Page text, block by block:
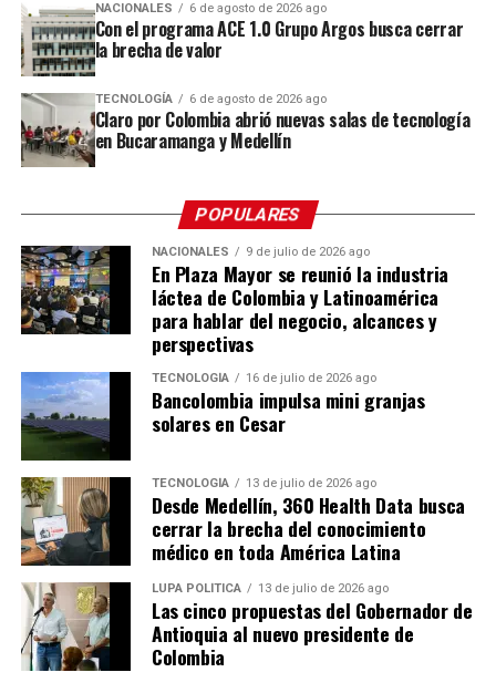
Comparte el artículo:
Me gusta esto:
Cargando...
NACIONALES 6 de agosto de 2026 ago
Con el programa ACE 1.0 Grupo Argos busca cerrar
la brecha de valor
TECNOLOGÍA 6 de agosto de 2026 ago
Claro por Colombia abrió nuevas salas de tecnología
en Bucaramanga y Medellín
POPULARES
NACIONALES 9 de julio de 2026 ago
En Plaza Mayor se reunió la industria
láctea de Colombia y Latinoamérica
para hablar del negocio, alcances y
perspectivas
TECNOLOGÍA 16 de julio de 2026 ago
Bancolombia impulsa mini granjas
solares en Cesar
TECNOLOGÍA 13 de julio de 2026 ago
Desde Medellín, 360 Health Data busca
cerrar la brecha del conocimiento
médico en toda América Latina
LUPA POLÍTICA 13 de julio de 2026 ago
Las cinco propuestas del Gobernador de
Antioquia al nuevo presidente de
Colombia